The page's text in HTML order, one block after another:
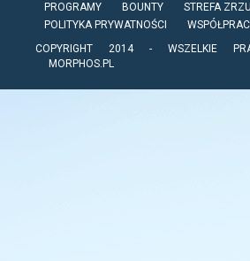
PROGRAMY
BOUNTY
STREFA
POLITYKA PRYWATNOŚCI
COPYRIGHT 2014 - WSZELKIE
MORPHOS.PL